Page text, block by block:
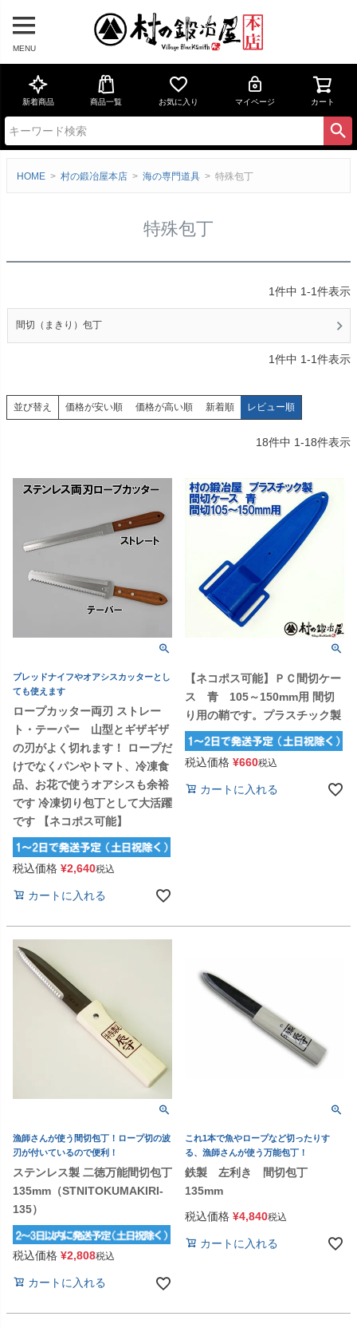
MENU
新着商品 商品一覧 お気に入り マイページ カート
HOME 村の鍛冶屋本店 海の専門道具 特殊包丁
特殊包丁
1件中 1-1件表示
間切（まきり）包丁
1件中 1-1件表示
並び替え 価格が安い順 価格が高い順 新着順 レビュー順
18件中 1-18件表示
ブレッドナイフやオアシスカッターとし
ても使えます
ロープカッター両刃 ストレー
ト・テーパー 山型とギザギザ
の刃がよく切れます！ ロープだ
けでなくパンやトマト、冷凍食
品、お花で使うオアシスも余裕
です 冷凍切り包丁として大活躍
です 【ネコポス可能】
税込価格 ¥2,640税込
カートに入れる
【ネコポス可能】ＰＣ間切ケー
ス 青 105～150mm用 間切
り用の鞘です。プラスチック製
税込価格 ¥660税込
カートに入れる
漁師さんが使う間切包丁！ロープ切の波
刃が付いているので便利！
ステンレス製 二徳万能間切包丁
135mm（STNITOKUMAKIRI-
135）
税込価格 ¥2,808税込
カートに入れる
これ1本で魚やロープなど切ったりす
る、漁師さんが使う万能包丁！
鉄製 左利き 間切包丁
135mm
税込価格 ¥4,840税込
カートに入れる